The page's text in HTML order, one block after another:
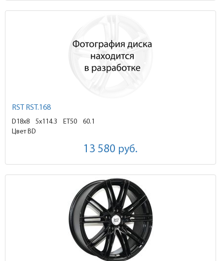
RST RST.168
D18x8 5x114.3 ET50
60.1
Цвет BD
13 580 руб.